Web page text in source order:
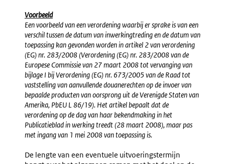
Voorbeeld
Een voorbeeld van een verordening waarbij er sprake is van een
verschil tussen de datum van inwerkingtreding en de datum van
toepassing kan gevonden worden in artikel 2 van verordening
(EG) nr. 283/2008 (Verordening (EG) nr. 283/2008 van de
Europese Commissie van 27 maart 2008 tot vervanging van
bijlage I bij Verordening (EG) nr. 673/2005 van de Raad tot
vaststelling van aanvullende douanerechten op de invoer van
bepaalde producten van oorsprong uit de Verenigde Staten van
Amerika, PbEU L 86/19). Het artikel bepaalt dat de
verordening op de dag van haar bekendmaking in het
Publicatieblad in werking treedt (28 maart 2008), maar pas
met ingang van 1 mei 2008 van toepassing is.
De lengte van een eventuele uitvoeringstermijn